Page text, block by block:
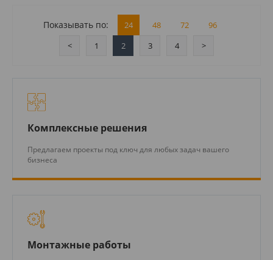
Показывать по: 24 48 72
96
<
1 2 3 4 >
Комплексные решения
Предлагаем проекты под ключ для любых задач вашего
бизнеса
Монтажные работы